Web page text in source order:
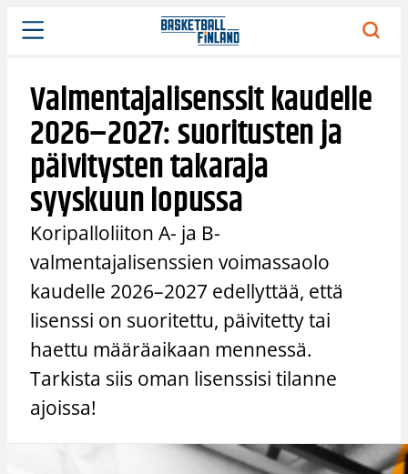
Siirry
sisältöön
Valmentajalisenssit kaudelle
2026–2027: suoritusten ja
päivitysten takaraja
syyskuun lopussa
Koripalloliiton A- ja B-
valmentajalisenssien voimassaolo
kaudelle 2026–2027 edellyttää, että
lisenssi on suoritettu, päivitetty tai
haettu määräaikaan mennessä.
Tarkista siis oman lisenssisi tilanne
ajoissa!